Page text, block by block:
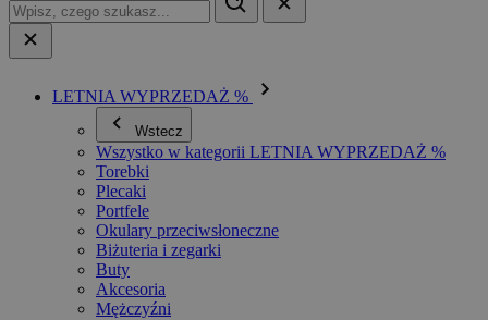
LETNIA WYPRZEDAŻ %
Wstecz
Wszystko w kategorii LETNIA WYPRZEDAŻ %
Torebki
Plecaki
Portfele
Okulary przeciwsłoneczne
Biżuteria i zegarki
Buty
Akcesoria
Mężczyźni